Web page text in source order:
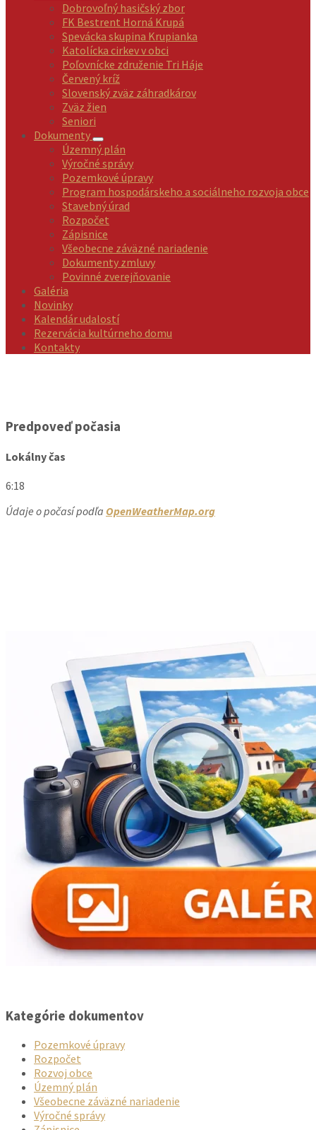
Dobrovoľný hasičský zbor
FK Bestrent Horná Krupá
Spevácka skupina Krupianka
Katolícka cirkev v obci
Poľovnícke združenie Tri Háje
Červený kríž
Slovenský zväz záhradkárov
Zväz žien
Seniori
Dokumenty
Územný plán
Výročné správy
Pozemkové úpravy
Program hospodárskeho a sociálneho rozvoja obce
Stavebný úrad
Rozpočet
Zápisnice
Všeobecne záväzné nariadenie
Dokumenty zmluvy
Povinné zverejňovanie
Galéria
Novinky
Kalendár udalostí
Rezervácia kultúrneho domu
Kontakty
Predpoveď počasia
Lokálny čas
6:18
Údaje o počasí podľa OpenWeatherMap.org
Kategórie dokumentov
Pozemkové úpravy
Rozpočet
Rozvoj obce
Územný plán
Všeobecne záväzné nariadenie
Výročné správy